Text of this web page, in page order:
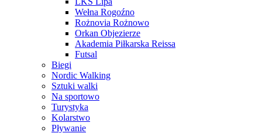
Wełna Rogoźno
Rożnovia Rożnowo
Orkan Objezierze
Akademia Piłkarska Reissa
Futsal
Biegi
Nordic Walking
Sztuki walki
Na sportowo
Turystyka
Kolarstwo
Pływanie